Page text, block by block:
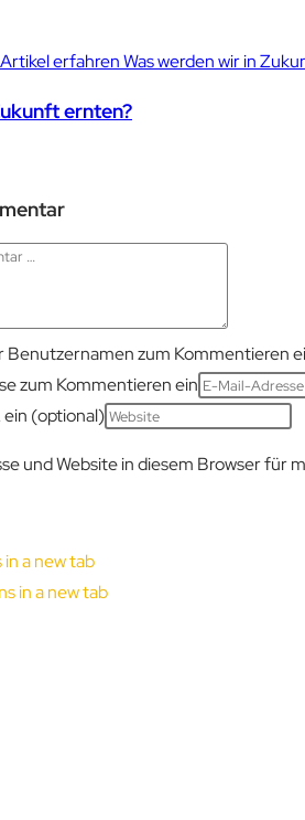
ernten?
Benutzernamen zum Kommentieren
zum Kommentieren ein
(optional)
und Website in diesem Browser für
a new tab
in a new tab